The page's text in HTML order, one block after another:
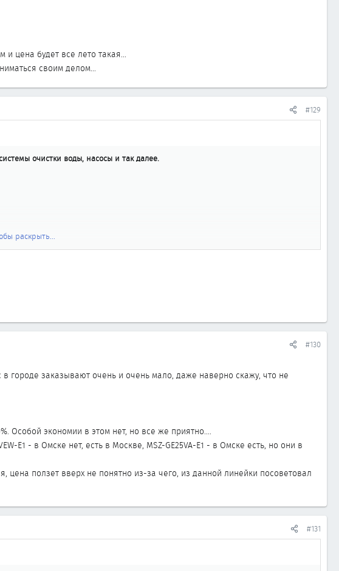
и цена будет все лето такая...
своим делом...
#129
очистки воды, насосы и так далее.
скидок)
раскрыть...
#130
в городе заказывают очень и очень мало, даже наверно скажу, что не
Особой экономии в этом нет, но все же приятно....
E1 - в Омске нет, есть в Москве, MSZ-GE25VA-E1 - в Омске есть, но они в
ползет вверх не понятно из-за чего, из данной линейки посоветовал
#131